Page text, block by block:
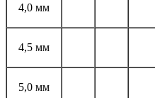
4,0 мм
4,5 мм
5,0 мм